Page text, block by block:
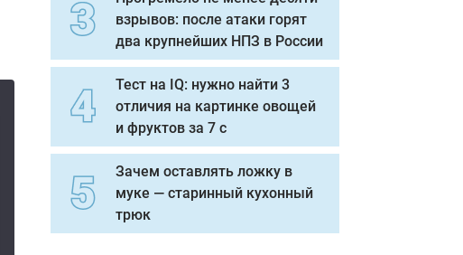
взрывов: после атаки горят
два крупнейших НПЗ в России
Тест на IQ: нужно найти 3
отличия на картинке овощей
и фруктов за 7 с
Зачем оставлять ложку в
муке — старинный кухонный
трюк